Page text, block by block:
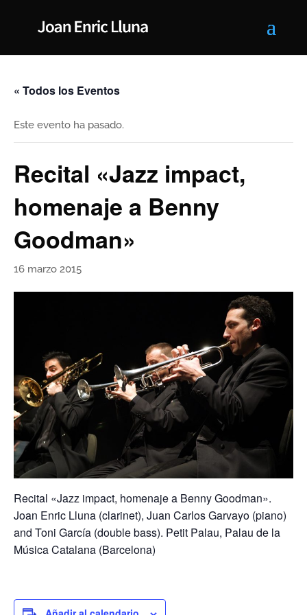
« Todos los Eventos
Este evento ha pasado.
Recital «Jazz impact,
homenaje a Benny
Goodman»
16 marzo 2015
Recital «Jazz impact, homenaje a Benny Goodman».
Joan Enric Lluna (clarinet), Juan Carlos Garvayo (piano)
and Toni García (double bass). Petit Palau, Palau de la
Música Catalana (Barcelona)